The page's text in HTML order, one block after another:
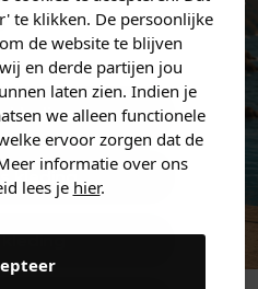
te klikken. De persoonlijke
de website te blijven
en derde partijen jou
laten zien. Indien je
we alleen functionele
ervoor zorgen dat de
informatie over ons
lees je hier.
.
kleding
kleding
kleding